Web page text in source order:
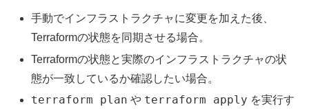
手動でインフラストラクチャに変更を加えた後、
Terraformの状態を同期させる場合。
Terraformの状態と実際のインフラストラクチャの状
態が一致しているか確認したい場合。
terraform plan や terraform apply を実行す